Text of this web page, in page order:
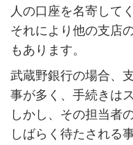
人の口座を名寄して
それにより他の支店
もあります。
武蔵野銀行の場合、
事が多く、手続きは
しかし、その担当者
しばらく待たされる